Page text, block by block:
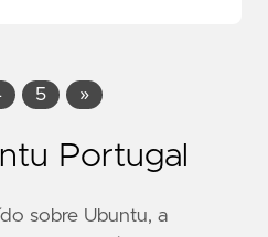
5 »
Portugal
sobre Ubuntu, a